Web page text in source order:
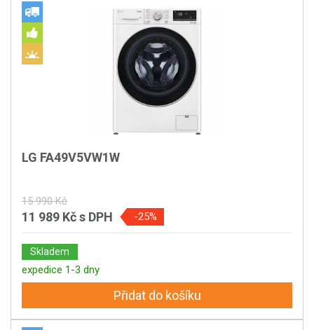
LG FA49V5VW1W
15 990 Kč
11 989 Kčs DPH -25%
Skladem
expedice 1-3 dny
Přidat do košíku